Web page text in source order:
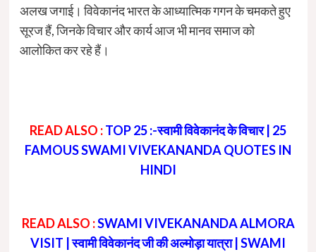
अलख जगाई। विवेकानंद भारत के आध्यात्मिक गगन के चमकते हुए
सूरज हैं, जिनके विचार और कार्य आज भी मानव समाज को
आलोकित कर रहे हैं।
READ ALSO :TOP 25 :-स्वामी विवेकानंद के विचार | 25
FAMOUS SWAMI VIVEKANANDA QUOTES IN
HINDI
READ ALSO :SWAMI VIVEKANANDA ALMORA
VISIT | स्वामी विवेकानंद जी की अल्मोड़ा यात्रा | SWAMI